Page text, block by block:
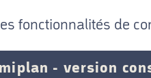
fonctionnalités de
- version